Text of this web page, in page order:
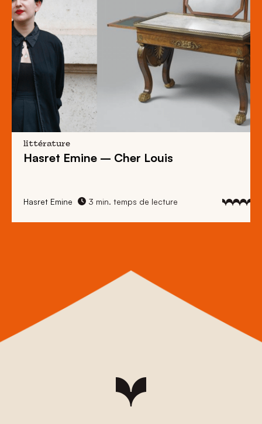
littérature
Hasret Emine – Cher Louis
Hasret Emine 3 min. temps de lecture